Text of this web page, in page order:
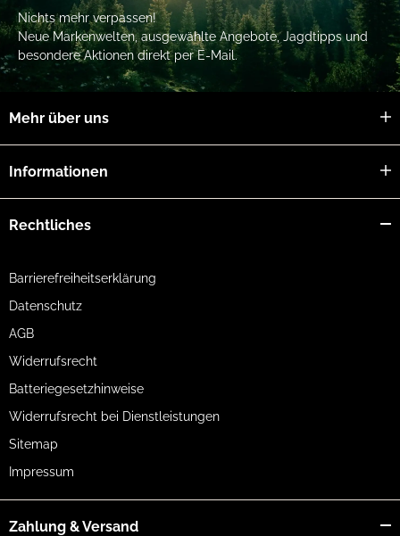
Nichts mehr verpassen!
Neue Markenwelten, ausgewählte Angebote, Jagdtipps und
besondere Aktionen direkt per E-Mail.
Mehr über uns
Informationen
Rechtliches
Barrierefreiheitserklärung
Datenschutz
AGB
Widerrufsrecht
Batteriegesetzhinweise
Widerrufsrecht bei Dienstleistungen
Sitemap
Impressum
Zahlung & Versand